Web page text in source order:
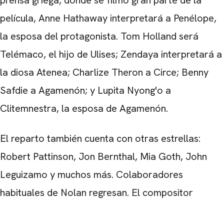
película, Anne Hathaway interpretará a Penélope,
la esposa del protagonista. Tom Holland será
Telémaco, el hijo de Ulises; Zendaya interpretará a
la diosa Atenea; Charlize Theron a Circe; Benny
Safdie a Agamenón; y Lupita Nyong'o a
Clitemnestra, la esposa de Agamenón.
El reparto también cuenta con otras estrellas:
Robert Pattinson, Jon Bernthal, Mia Goth, John
Leguizamo y muchos más. Colaboradores
habituales de Nolan regresan. El compositor